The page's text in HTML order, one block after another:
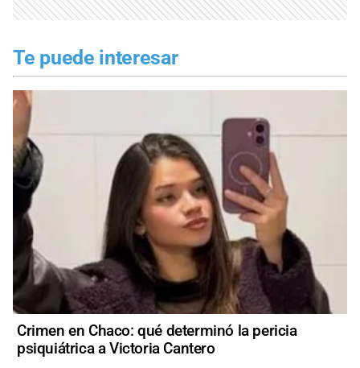
Te puede interesar
Crimen en Chaco: qué determinó la pericia
psiquiátrica a Victoria Cantero